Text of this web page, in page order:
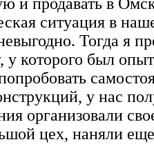
ситуация в
Тогда я
у которого был
у нас
организовали
цех, наняли